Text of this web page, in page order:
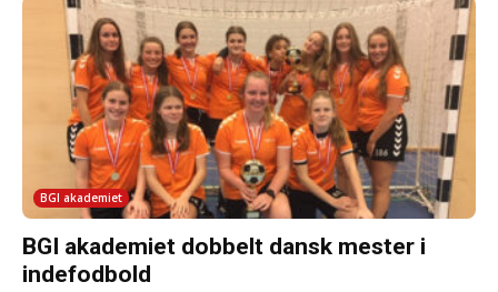
BGI akademiet
BGI akademiet dobbelt dansk mester i
indefodbold